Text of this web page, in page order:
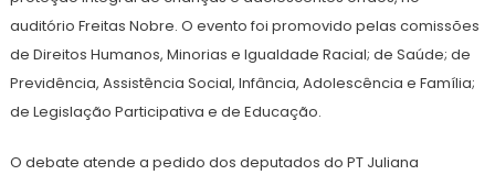
auditório Freitas Nobre. O evento foi promovido pelas comissões
de Direitos Humanos, Minorias e Igualdade Racial; de Saúde; de
Previdência, Assistência Social, Infância, Adolescência e Família;
de Legislação Participativa e de Educação.
O debate atende a pedido dos deputados do PT Juliana